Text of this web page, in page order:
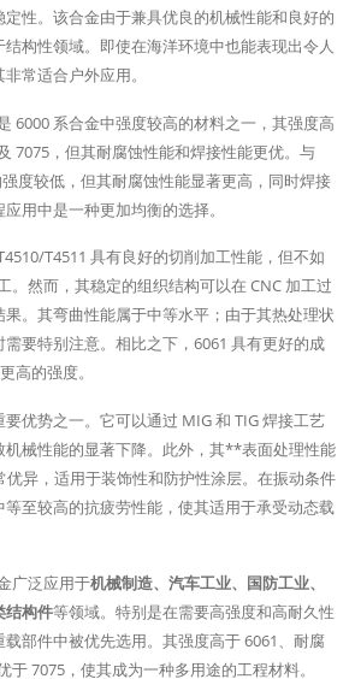
性。该合金由于兼具优良的机械性能和良好的
构性领域。即使在海洋环境中也能表现出令人
常适合户外应用。
6000 系合金中强度较高的材料之一，其强度高
7075，但其耐腐蚀性能和焊接性能更优。与
度较低，但其耐腐蚀性能显著更高，同时焊接
用中是一种更加均衡的选择。
T4511 具有良好的切削加工性能，但不如
。然而，其稳定的组织结构可以在 CNC 加工过
。其弯曲性能属于中等水平；由于其热处理状
要特别注意。相比之下，6061 具有更好的成
高的强度。
要优势之一。它可以通过 MIG 和 TIG 焊接工艺
机械性能的显著下降。此外，其**表面处理性能
优异，适用于装饰性和防护性涂层。在振动条件
至较高的抗疲劳性能，使其适用于承受动态载
广泛应用于机械制造、汽车工业、国防工业、
结构件等领域。特别是在需要高强度和高耐久性
部件中被优先选用。其强度高于 6061、耐腐
于 7075，使其成为一种多用途的工程材料。